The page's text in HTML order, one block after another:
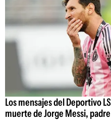
Los mensajes del Deportivo
muerte de Jorge Messi,